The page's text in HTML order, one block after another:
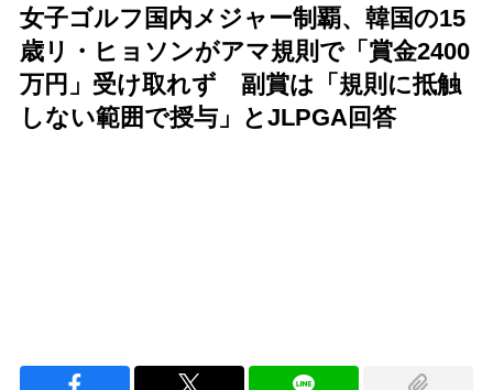
女子ゴルフ国内メジャー制覇、韓国の15
歳リ・ヒョソンがアマ規則で「賞金2400
万円」受け取れず 副賞は「規則に抵触
しない範囲で授与」とJLPGA回答